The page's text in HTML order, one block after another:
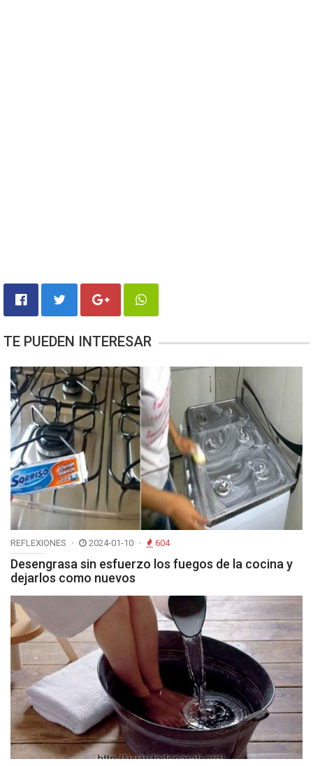
TE PUEDEN INTERESAR
REFLEXIONES 2024-01-10 604
Desengrasa sin esfuerzo los fuegos de la cocina y
dejarlos como nuevos